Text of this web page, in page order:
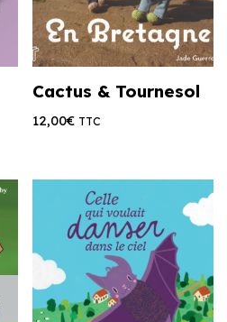
Cactus & Tournesol
12,00€ TTC